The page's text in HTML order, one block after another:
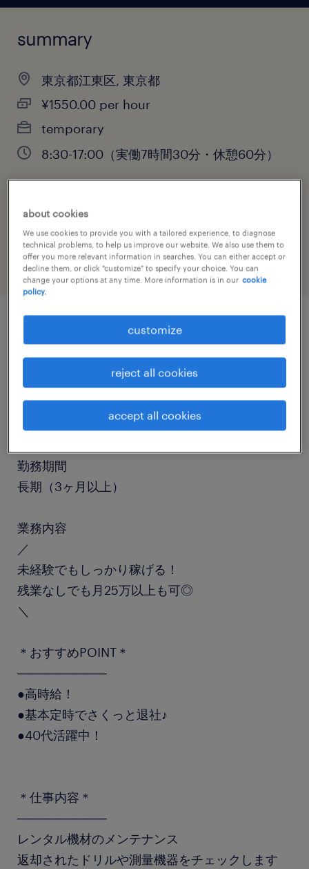
summary
東京都江東区, 東京都
¥1550.00 per hour
temporary
8:30-17:00（実働7時間30分・休憩60分）
job category
warehousing & distribution
job details
職種
検品、検査、設備管理・マシンメンテナンス、そ
の他（倉庫・軽作業）
勤務期間
長期（3ヶ月以上）
業務内容
／
未経験でもしっかり稼げる！
残業なしでも月25万以上も可◎
＼
＊おすすめPOINT＊
──────────
●高時給！
●基本定時でさくっと退社♪
●40代活躍中！
＊仕事内容＊
──────────
レンタル機材のメンテナンス
返却されたドリルや測量機器をチェックします
about cookies
We use cookies to provide you with a tailored experience, to diagnose
technical problems, to help us improve our website. We also use them to
offer you more relevant information in searches. You can either accept or
decline them, or click "customize" to specify your choice. You can
change your options at any time. More information is in our cookie
policy.
customize
reject all cookies
accept all cookies